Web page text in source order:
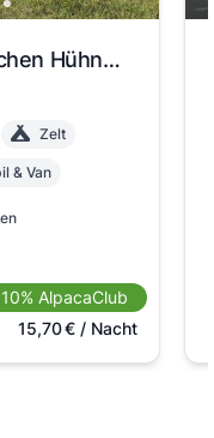
Idylliches Plätzchen zwischen Hühnern, Ziegen und co
Zelt
& Van
10% AlpacaClub
15,70€/ Nacht